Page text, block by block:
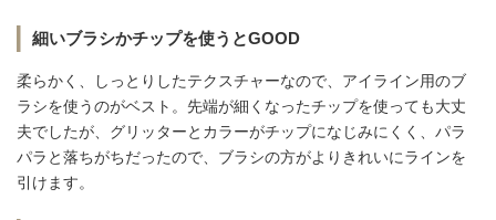
細いブラシかチップを使うとGOOD
柔らかく、しっとりしたテクスチャーなので、アイライン用のブ
ラシを使うのがベスト。先端が細くなったチップを使っても大丈
夫でしたが、グリッターとカラーがチップになじみにくく、パラ
パラと落ちがちだったので、ブラシの方がよりきれいにラインを
引けます。